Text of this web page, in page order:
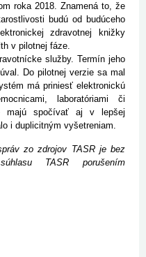
roka 2018. Znamená to, že
budú od budúceho
zdravotnej knižky
v pilotnej fáze.
služby. Termín jeho
Do pilotnej verzie sa mal
má priniesť elektronickú
laboratóriami či
majú spočívať aj v lepšej
i duplicitným vyšetreniam.
zo zdrojov TASR je bez
TASR porušením